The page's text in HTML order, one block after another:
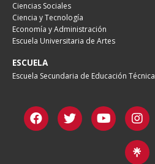
Ciencias Sociales
Ciencia y Tecnología
Economía y Administración
Escuela Universitaria de Artes
ESCUELA
Escuela Secundaria de Educación Técnica